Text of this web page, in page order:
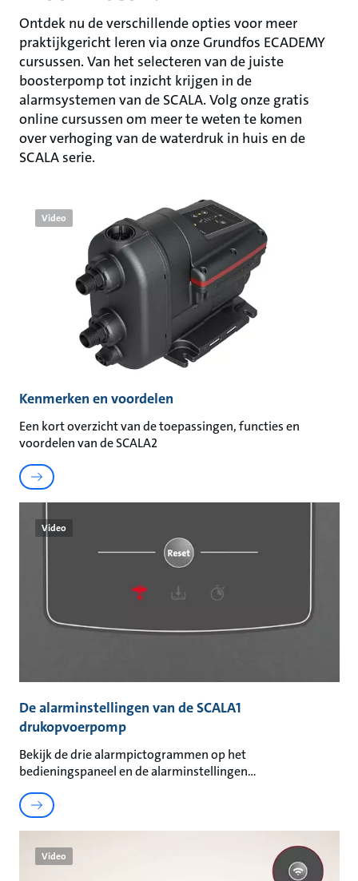
Ontdek nu de verschillende opties voor meer
praktijkgericht leren via onze Grundfos ECADEMY
cursussen. Van het selecteren van de juiste
boosterpomp tot inzicht krijgen in de
alarmsystemen van de SCALA. Volg onze gratis
online cursussen om meer te weten te komen
over verhoging van de waterdruk in huis en de
SCALA serie.
Video
Kenmerken en voordelen
Een kort overzicht van de toepassingen, functies en
voordelen van de SCALA2
Video
De alarminstellingen van de SCALA1
drukopvoerpomp
Bekijk de drie alarmpictogrammen op het
bedieningspaneel en de alarminstellingen
Video